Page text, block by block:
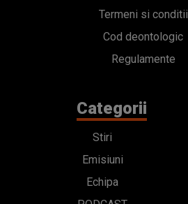
Termeni si conditii
Cod deontologic
Regulamente
Categorii
Stiri
Emisiuni
Echipa